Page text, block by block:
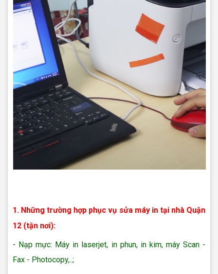
1. Những trường hợp phục vụ sửa máy in tại nhà Quận
12 (tận nơi):
- Nạp mực: Máy in laserjet, in phun, in kim, máy Scan -
Fax - Photocopy,..;